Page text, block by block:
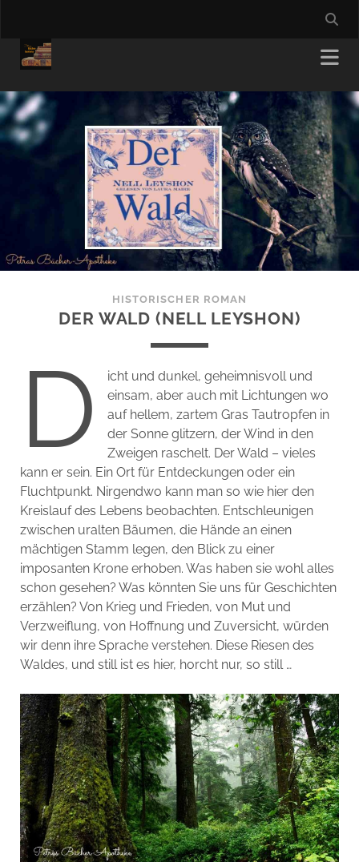
HISTORISCHER ROMAN
DER WALD (NELL LEYSHON)
D
icht und dunkel, geheimnisvoll und
einsam, aber auch mit Lichtungen wo
auf hellem, zartem Gras Tautropfen in
der Sonne glitzern, der Wind in den
Zweigen raschelt. Der Wald – vieles
kann er sein. Ein Ort für Entdeckungen oder ein
Fluchtpunkt. Nirgendwo kann man so wie hier den
Kreislauf des Lebens beobachten. Entschleunigen
zwischen uralten Bäumen, die Hände an einen
mächtigen Stamm legen, den Blick zu einer
imposanten Krone erhoben. Was haben sie wohl alles
schon gesehen? Was könnten Sie uns für Geschichten
erzählen? Von Krieg und Frieden, von Mut und
Verzweiflung, von Hoffnung und Zuversicht, würden
wir denn ihre Sprache verstehen. Diese Riesen des
Waldes, und still ist es hier, horcht nur, so still …